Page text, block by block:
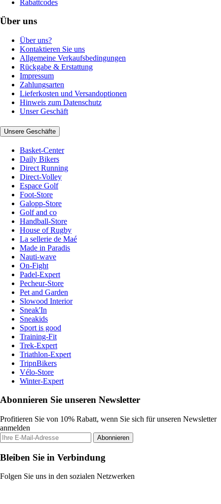
Rabattcodes
Über uns
Über uns?
Kontaktieren Sie uns
Allgemeine Verkaufsbedingungen
Rückgabe & Erstattung
Impressum
Zahlungsarten
Lieferkosten und Versandoptionen
Hinweis zum Datenschutz
Unser Geschäft
Unsere Geschäfte
Basket-Center
Daily Bikers
Direct Running
Direct-Volley
Espace Golf
Foot-Store
Galopp-Store
Golf and co
Handball-Store
House of Rugby
La sellerie de Maé
Made in Paradis
Nauti-wave
On-Fight
Padel-Expert
Pecheur-Store
Pet and Garden
Slowood Interior
Sneak'In
Sneakids
Sport is good
Training-Fit
Trek-Expert
Triathlon-Expert
TripnBikers
Vélo-Store
Winter-Expert
Abonnieren Sie unseren Newsletter
Profitieren Sie von 10% Rabatt, wenn Sie sich für unseren Newsletter
anmelden
Abonnieren
Bleiben Sie in Verbindung
Folgen Sie uns in den sozialen Netzwerken